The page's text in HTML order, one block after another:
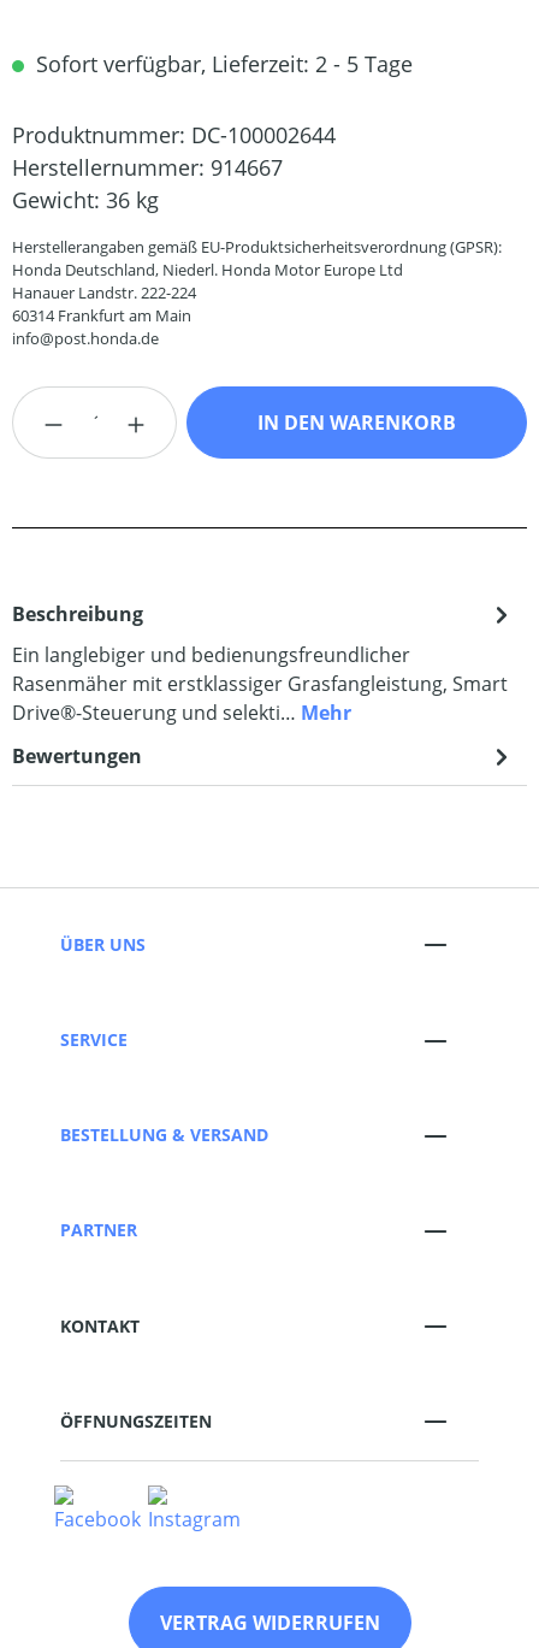
Sofort verfügbar, Lieferzeit: 2 - 5 Tage
Produktnummer: DC-100002644
Herstellernummer: 914667
Gewicht: 36 kg
Herstellerangaben gemäß EU-Produktsicherheitsverordnung (GPSR):
Honda Deutschland, Niederl. Honda Motor Europe Ltd
Hanauer Landstr. 222-224
60314 Frankfurt am Main
info@post.honda.de
Produkt Anzahl: Gib den gewünschten
IN DEN WARENKORB
Beschreibung
Ein langlebiger und bedienungsfreundlicher
Rasenmäher mit erstklassiger Grasfangleistung, Smart
Drive®-Steuerung und selekti… Mehr
Bewertungen
ÜBER UNS
SERVICE
BESTELLUNG & VERSAND
PARTNER
KONTAKT
ÖFFNUNGSZEITEN
VERTRAG WIDERRUFEN